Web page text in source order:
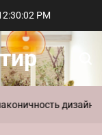
:30:03 PM
дизайна